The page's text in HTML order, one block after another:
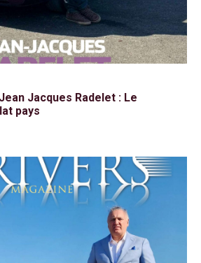
Jacques Radelet : Le
pays